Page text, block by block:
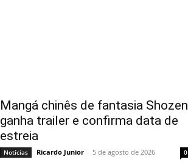
Mangá chinês de fantasia Shozen
ganha trailer e confirma data de
estreia
Notícias Ricardo Junior - 5 de agosto de 2026 0